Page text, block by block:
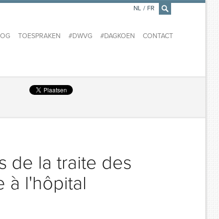
×
TOESPRAKEN #DWVG #DAGKOEN CONTACT
NL / FR
de la traite des
à l'hôpital